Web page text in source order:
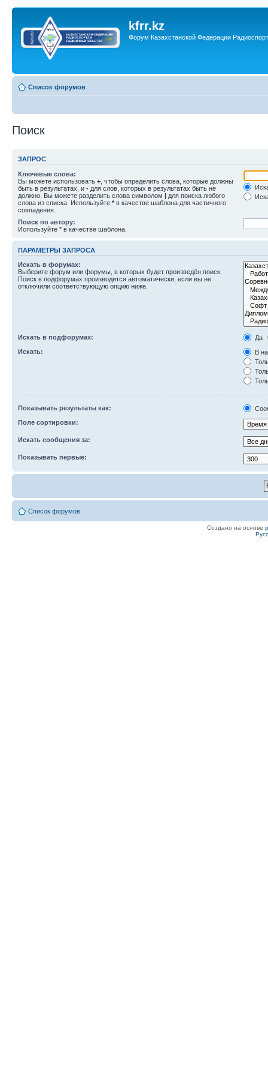
kfrr.kz
Форум Казахстанской Федерации
Список форумов
Поиск
ЗАПРОС
Ключевые слова:
Вы можете использовать + , чтобы определить слова, которые должны
быть в результатах, и - для слов, которых в результатах быть не
должно. Вы можете разделить слова символом | для поиска любого
слова из списка. Используйте * в качестве шаблона для частичного
совпадения.
Поиск по автору:
Используйте * в качестве шаблона.
ПАРАМЕТРЫ ЗАПРОСА
Искать в форумах:
Выберите форум или форумы, в которых будет произведён поиск.
Поиск в подфорумах производится автоматически, если вы не
отключили соответствующую опцию ниже.
Искать в подфорумах:
Да
Искать:
В
Показывать результаты как:
Поле сортировки:
Искать сообщения за:
Показывать первые:
Список форумов
Создано на основе